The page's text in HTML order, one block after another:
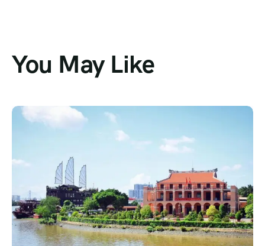
You May Like